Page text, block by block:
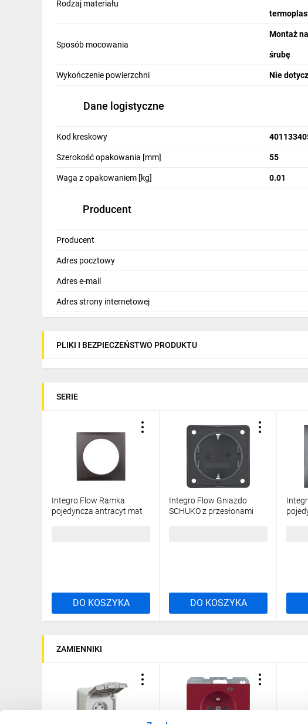
Energetyka wiatrowa
Wentylacja i rekuperacja
Rodzaj materiału
Sposób mocowania
Montaż
śrubę
Wykończenie powierzchni Nie
Dane logistyczne
Kod kreskowy
Szerokość opakowania [mm] 55
Waga z opakowaniem [kg] 0.01
Producent
Producent
Adres pocztowy
Adres e-mail
Adres strony internetowej
PLIKI I BEZPIECZEŃSTWO PRODUKTU
SERIE
Integro Flow Ramka
pojedyncza antracyt mat
DO KOSZYKA
Integro Flow Gniazdo
SCHUKO z przesłonami
DO KOSZYKA
ZAMIENNIKI